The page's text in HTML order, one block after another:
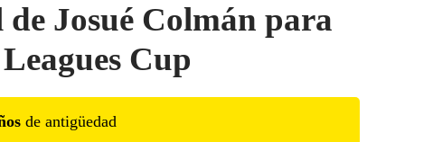
Josué Colmán para
Cup
s de antigüedad